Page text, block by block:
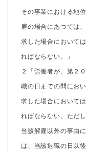
その事業における地
雇の場合にあつては
求した場合において
ればならない。」
２「労働者が、第２
職の日までの間にお
求した場合において
ればならない。ただ
当該解雇以外の事由
は、当該退職の日以